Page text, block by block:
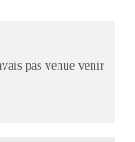
pas venue venir